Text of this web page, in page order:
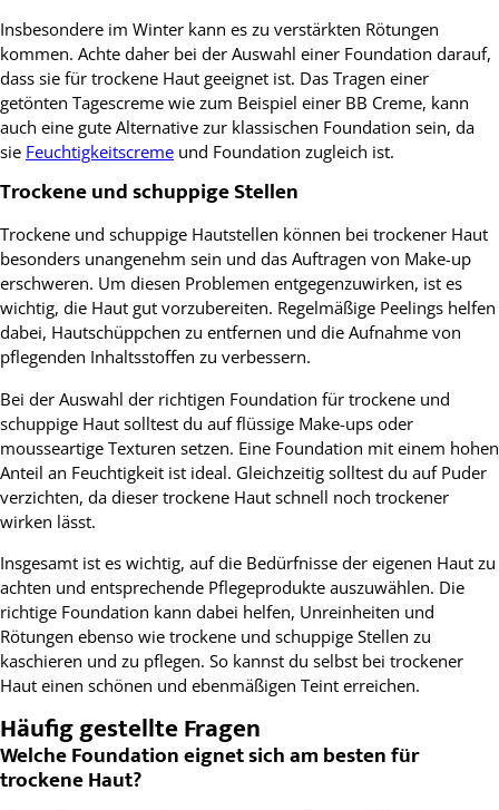
Insbesondere im Winter kann es zu verstärkten Rötungen
kommen. Achte daher bei der Auswahl einer Foundation darauf,
dass sie für trockene Haut geeignet ist. Das Tragen einer
getönten Tagescreme wie zum Beispiel einer BB Creme, kann
auch eine gute Alternative zur klassischen Foundation sein, da
sie Feuchtigkeitscreme und Foundation zugleich ist.
Trockene und schuppige Stellen
Trockene und schuppige Hautstellen können bei trockener Haut
besonders unangenehm sein und das Auftragen von Make-up
erschweren. Um diesen Problemen entgegenzuwirken, ist es
wichtig, die Haut gut vorzubereiten. Regelmäßige Peelings helfen
dabei, Hautschüppchen zu entfernen und die Aufnahme von
pflegenden Inhaltsstoffen zu verbessern.
Bei der Auswahl der richtigen Foundation für trockene und
schuppige Haut solltest du auf flüssige Make-ups oder
mousseartige Texturen setzen. Eine Foundation mit einem hohen
Anteil an Feuchtigkeit ist ideal. Gleichzeitig solltest du auf Puder
verzichten, da dieser trockene Haut schnell noch trockener
wirken lässt.
Insgesamt ist es wichtig, auf die Bedürfnisse der eigenen Haut zu
achten und entsprechende Pflegeprodukte auszuwählen. Die
richtige Foundation kann dabei helfen, Unreinheiten und
Rötungen ebenso wie trockene und schuppige Stellen zu
kaschieren und zu pflegen. So kannst du selbst bei trockener
Haut einen schönen und ebenmäßigen Teint erreichen.
Häufig gestellte Fragen
Welche Foundation eignet sich am besten für
trockene Haut?